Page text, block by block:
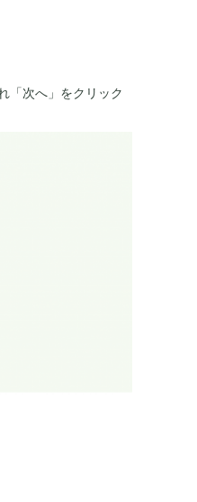
「次へ」をクリック